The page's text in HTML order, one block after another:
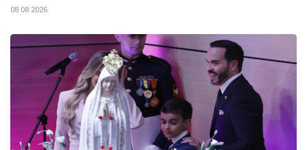
08 08 2026